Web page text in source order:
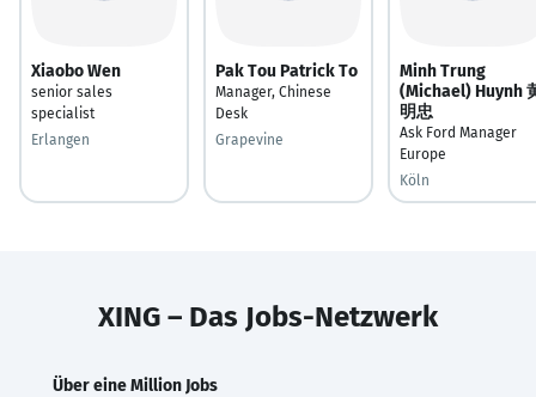
Xiaobo Wen
senior sales
specialist
Erlangen
Pak Tou Patrick To
Manager, Chinese
Desk
Grapevine
Minh Trung
(Michael) Huynh
明忠
Ask Ford Manager
Europe
Köln
XING – Das Jobs-Netzwerk
Über eine Million Jobs